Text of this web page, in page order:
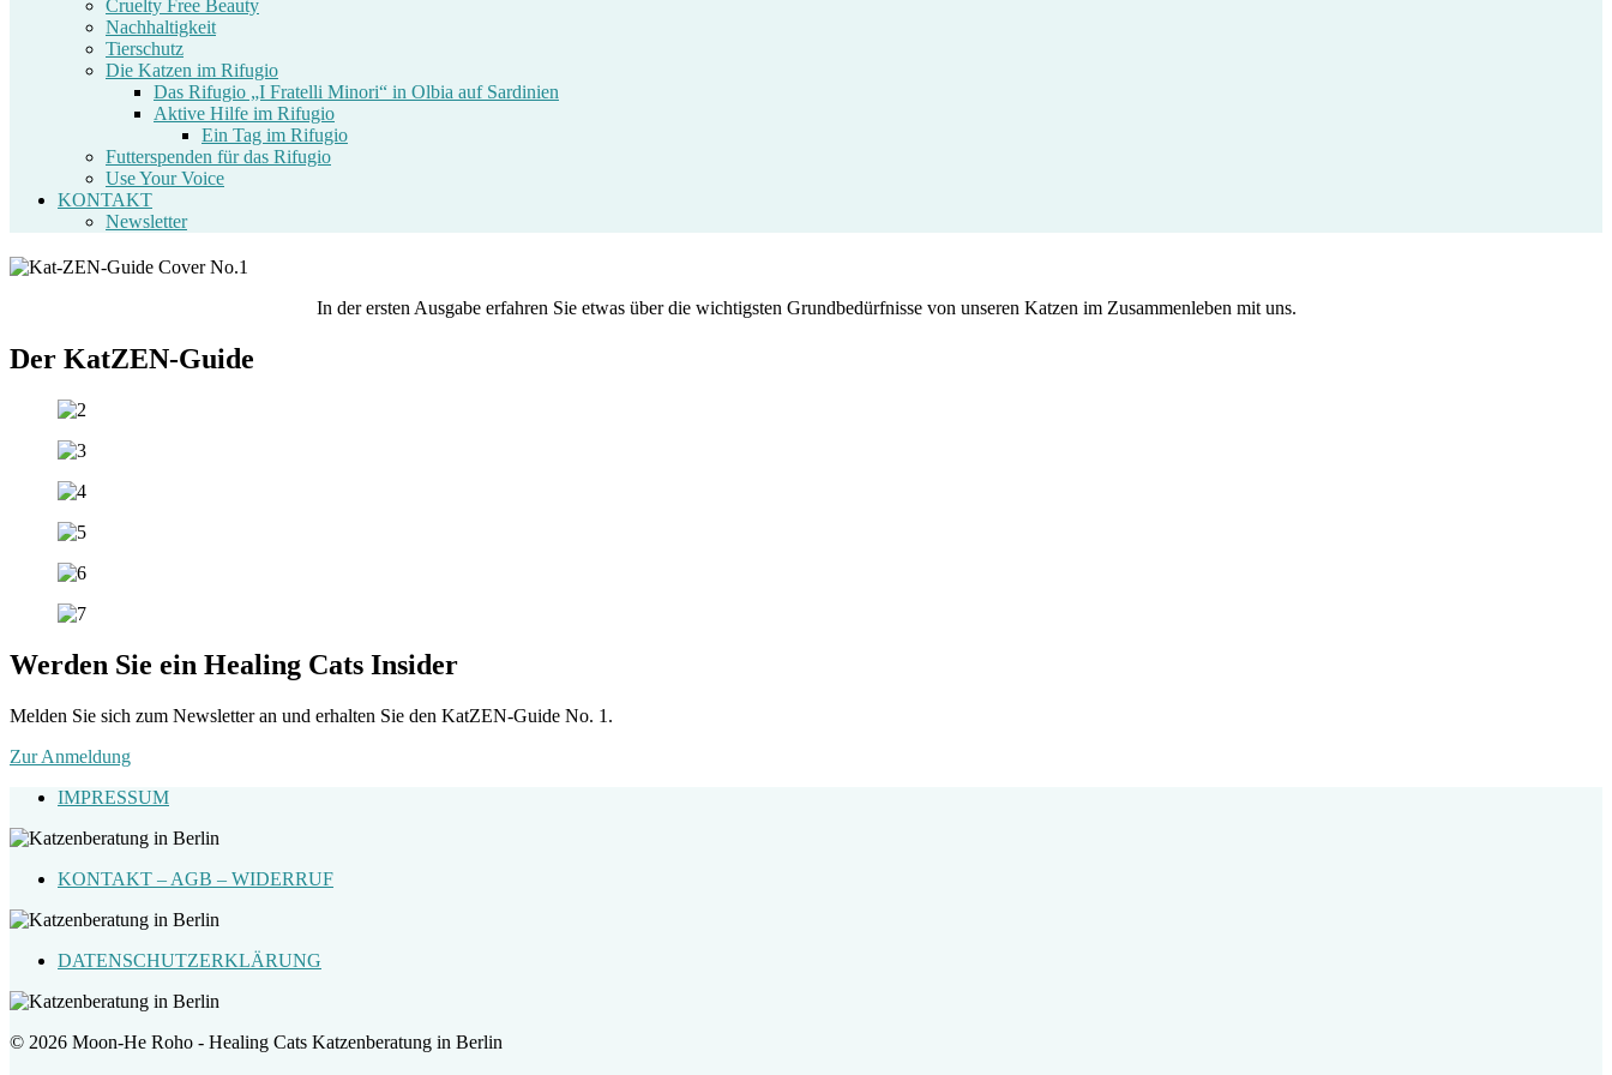
Cruelty Free Beauty
Nachhaltigkeit
Tierschutz
Die Katzen im Rifugio
Das Rifugio „I Fratelli Minori“ in Olbia auf Sardinien
Aktive Hilfe im Rifugio
Ein Tag im Rifugio
Futterspenden für das Rifugio
Use Your Voice
KONTAKT
Newsletter
In der ersten Ausgabe erfahren Sie etwas über die wichtigsten Grundbedürfnisse von unseren Katzen im Zusammenleben mit uns.
Der KatZEN-Guide
Werden Sie ein Healing Cats Insider
Melden Sie sich zum Newsletter an und erhalten Sie den KatZEN-Guide No. 1.
Zur Anmeldung
IMPRESSUM
KONTAKT – AGB – WIDERRUF
DATENSCHUTZERKLÄRUNG
© 2026 Moon-He Roho - Healing Cats Katzenberatung in Berlin